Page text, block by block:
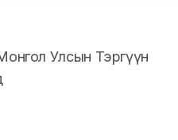
Улсын Тэргүүн